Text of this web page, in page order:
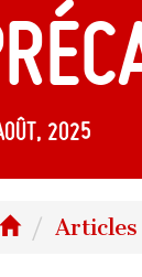
2025
Articles